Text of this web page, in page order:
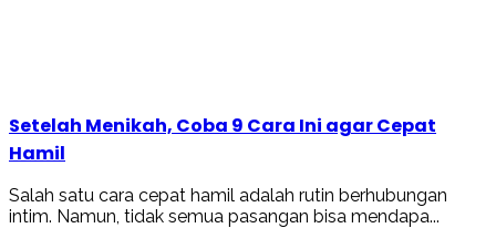
Setelah Menikah, Coba 9 Cara Ini agar Cepat
Hamil
Salah satu cara cepat hamil adalah rutin berhubungan
intim. Namun, tidak semua pasangan bisa mendapa...